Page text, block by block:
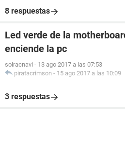
8 respuestas
Led verde de la
enciende la pc
solracnavi - 13 ago 2017 a las 07:53
piratacrimson - 15 ago 2017 a las 10:09
3 respuestas